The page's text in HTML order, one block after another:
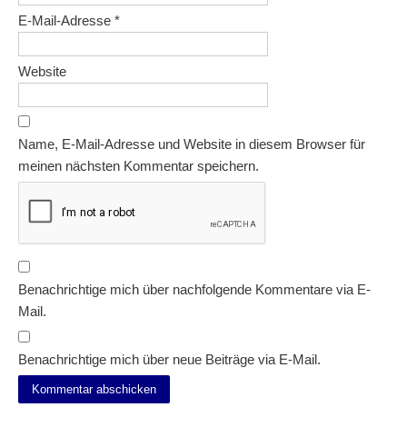
E-Mail-Adresse *
Website
Name, E-Mail-Adresse und Website in diesem Browser für
meinen nächsten Kommentar speichern.
Benachrichtige mich über nachfolgende Kommentare via E-
Mail.
Benachrichtige mich über neue Beiträge via E-Mail.